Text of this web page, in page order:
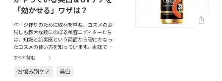
「効かせる」ワザは？
ページ作りのために取材を重ね、コスメのお
試しも膨大な数にのぼる美容エディターたち
は、知識と肌実感という両面から理にかなっ
たコスメの使い方を知っています。本誌で…
すべて読む
お悩み別ケア 美白